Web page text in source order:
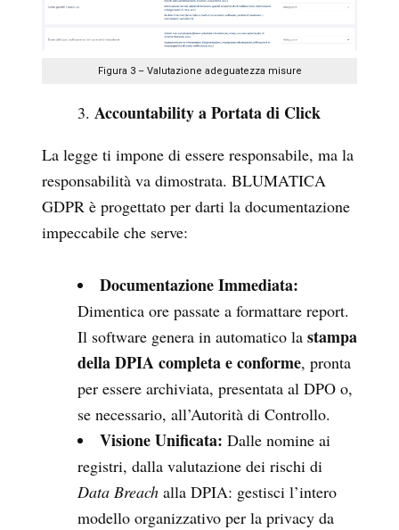
Figura 3 – Valutazione adeguatezza misure
Accountability a Portata di Click
La legge ti impone di essere responsabile, ma la
responsabilità va dimostrata. BLUMATICA
GDPR è progettato per darti la documentazione
impeccabile che serve:
Documentazione Immediata:
Dimentica ore passate a formattare report.
Il software genera in automatico la stampa
della DPIA completa e conforme, pronta
per essere archiviata, presentata al DPO o,
se necessario, all’Autorità di Controllo.
Visione Unificata: Dalle nomine ai
registri, dalla valutazione dei rischi di
Data Breach alla DPIA: gestisci l’intero
modello organizzativo per la privacy da